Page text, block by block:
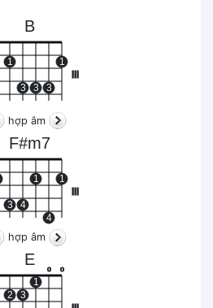
B
1
3 3 3
1
hợp âm
F#m7
3 4
1
4
1
hợp âm
E
2 3
1
o o